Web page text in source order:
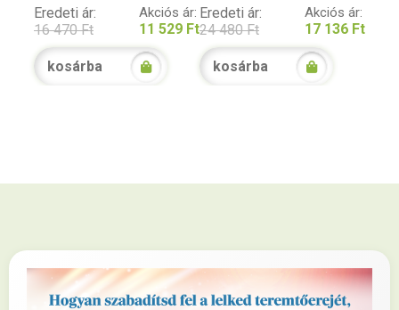
Eredeti ár:
16 470 Ft
Akciós ár:
11 529 Ft
kosárba
Eredeti ár:
24 480 Ft
Akciós ár:
17 136 Ft
kosárba